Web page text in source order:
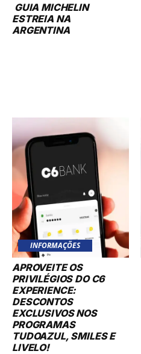
GUIA MICHELIN
ESTREIA NA
ARGENTINA
INFORMAÇÕES
APROVEITE OS
PRIVILÉGIOS DO C6
EXPERIENCE:
DESCONTOS
EXCLUSIVOS NOS
PROGRAMAS
TUDOAZUL, SMILES E
LIVELO!